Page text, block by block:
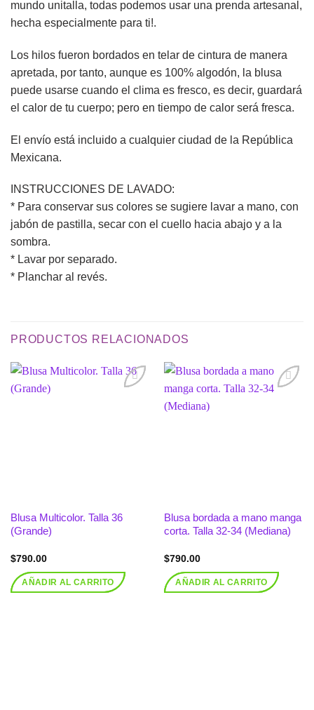
mundo unitalla, todas podemos usar una prenda artesanal,
hecha especialmente para ti!.
Los hilos fueron bordados en telar de cintura de manera
apretada, por tanto, aunque es 100% algodón, la blusa
puede usarse cuando el clima es fresco, es decir, guardará
el calor de tu cuerpo; pero en tiempo de calor será fresca.
El envío está incluido a cualquier ciudad de la República
Mexicana.
INSTRUCCIONES DE LAVADO:
* Para conservar sus colores se sugiere lavar a mano, con
jabón de pastilla, secar con el cuello hacia abajo y a la
sombra.
* Lavar por separado.
* Planchar al revés.
PRODUCTOS RELACIONADOS
Blusa Multicolor. Talla 36
(Grande)
$790.00
AÑADIR AL CARRITO
Blusa bordada a mano manga
corta. Talla 32-34 (Mediana)
$790.00
AÑADIR AL CARRITO